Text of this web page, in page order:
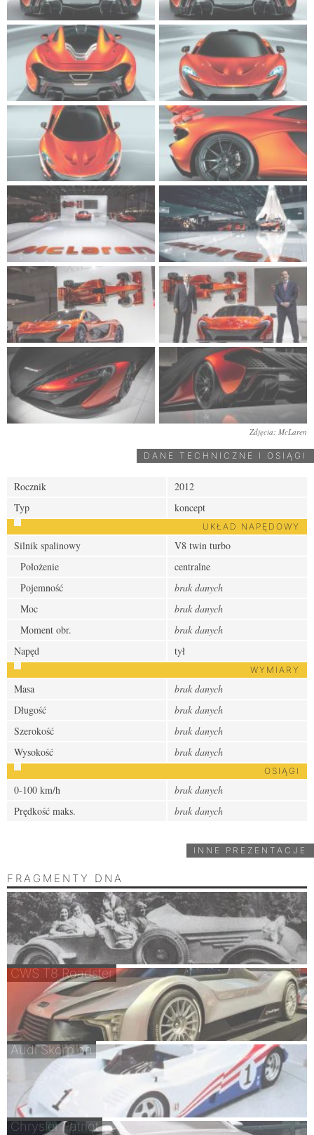
Zdjęcia: McLaren
DANE TECHNICZNE I OSIĄGI
Rocznik
2012
Typ
koncept
UKŁAD NAPĘDOWY
Silnik spalinowy
V8 twin turbo
Położenie
centralne
Pojemność
brak danych
Moc
brak danych
Moment obr.
brak danych
Napęd
tył
WYMIARY
Masa
brak danych
Długość
brak danych
Szerokość
brak danych
Wysokość
brak danych
OSIĄGI
0-100 km/h
brak danych
Prędkość maks.
brak danych
INNE PREZENTACJE
FRAGMENTY DNA
CWS T8 Roadster
Audi Skorpion
Chrysler Patriot